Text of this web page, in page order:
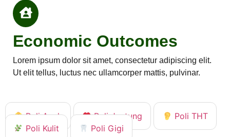
Economic Outcomes
Lorem ipsum dolor sit amet, consectetur adipiscing elit.
Ut elit tellus, luctus nec ullamcorper mattis, pulvinar.
Poli Anak Poli Jantung
Poli THT
Poli Kulit
Poli Gigi